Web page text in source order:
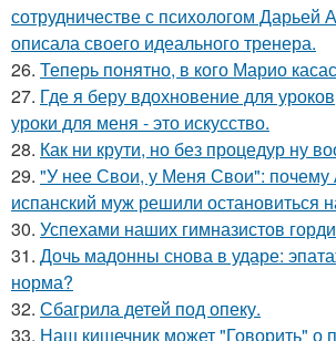
сотрудничестве с психологом Дарьей
описала своего идеального тренера.
26. Теперь понятно, в кого Марио
27. Где я беру вдохновение для
уроки для меня - это искусство.
28. Как ни крути, но без процедур ну
29. "У нее Свои, у Меня Свои": почему
испанский муж решили остановиться
30. Успехами наших гимназистов
31. Дочь мадонны снова в ударе:
норма?
32. Сбагрила детей под опеку.
33. Наш кишечник может "Говорить" о